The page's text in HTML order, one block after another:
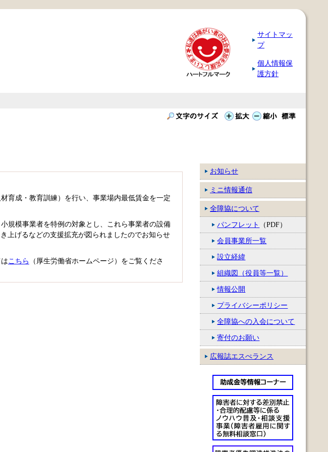
サイトマッ
プ
個人情報保
護方針
お知らせ
ミニ情報通信
全障協について
パンフレット
（PDF）
会員事業所一覧
設立経緯
組織図（役員等一覧）
情報公開
プライバシーポリシー
全障協への入会について
寄付のお願い
広報誌エスぺランス
育成・教育訓練）を行い、事業場内最低賃金を一定
規模事業者を特例の対象とし、これら事業者の設備
上げるなどの支援拡充が図られましたのでお知らせ
こちら
（厚生労働省ホームページ）をご覧くださ
▲このページの先頭に戻る